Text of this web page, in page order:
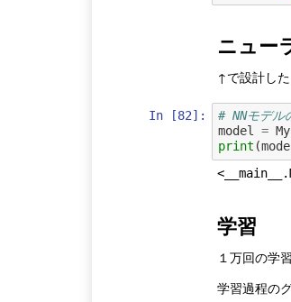
ニュー
↑で設計し
In [82]:
# NNモデル
model =
print (
学習
１万回の学
学習過程の